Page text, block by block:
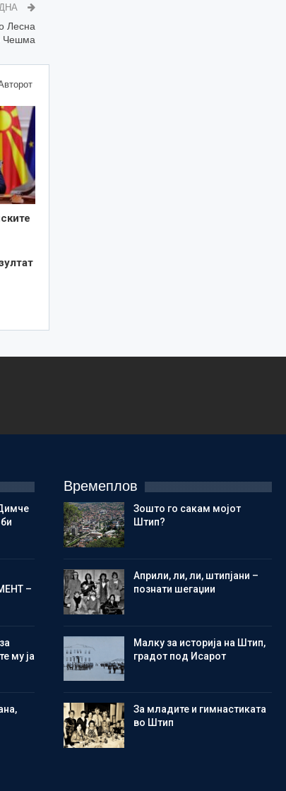
Лесна
Чешма
–
му ја
Времеплов
Зошто го сакам мојот
Штип?
Aприли, ли, ли, штипјани –
познати шегаџии
Малку за историја на Штип,
градот под Исарот
Зa младите и гимнастиката
во Штип